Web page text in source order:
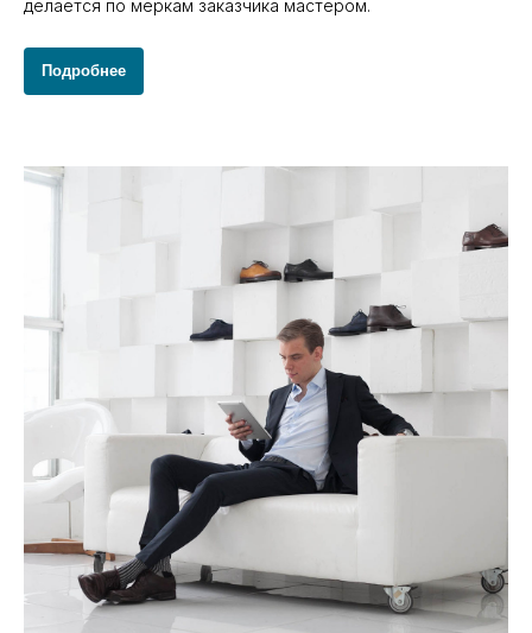
делается по меркам заказчика мастером.
Подробнее